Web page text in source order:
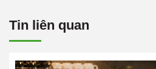
Tin liên quan